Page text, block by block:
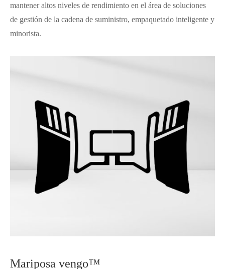
mantener altos niveles de rendimiento en el área de soluciones
de gestión de la cadena de suministro, empaquetado inteligente y
minorista.
Mariposa vengo™